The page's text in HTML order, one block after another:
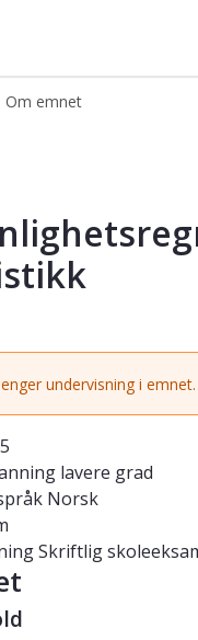
Om emnet
undervisning i emnet.
lavere grad
Norsk
Skriftlig